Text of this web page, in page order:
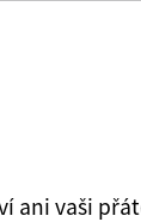
ani vaši